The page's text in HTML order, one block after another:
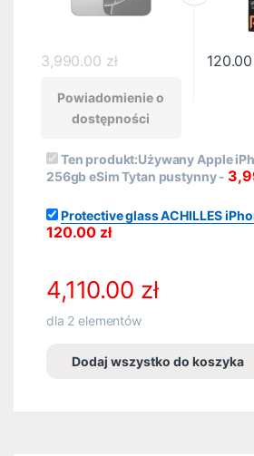
3,990.00 zł
Powiadomienie o
dostępności
120.00
Ten produkt:Używany Apple
256gb eSim Tytan pustynny-
Protective glass ACHILLES
120.00 zł
4,110.00 zł
dla 2 elementów
Dodaj wszystko do koszyka